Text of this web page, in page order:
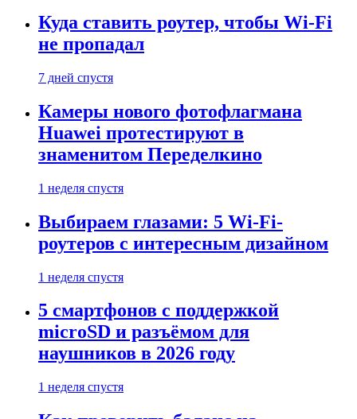
Куда ставить роутер, чтобы Wi-Fi
не пропадал
7 дней спустя
Камеры нового фотофлагмана
Huawei протестируют в
знаменитом Переделкино
1 неделя спустя
Выбираем глазами: 5 Wi-Fi-
роутеров с интересным дизайном
1 неделя спустя
5 смартфонов с поддержкой
microSD и разъёмом для
наушников в 2026 году
1 неделя спустя